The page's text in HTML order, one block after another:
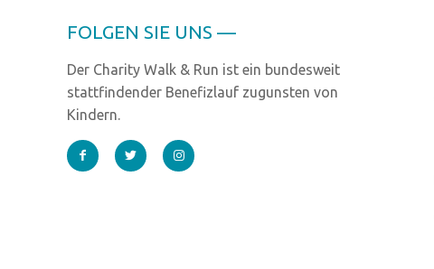
FOLGEN SIE UNS —
Der Charity Walk & Run ist ein bundesweit
stattfindender Benefizlauf zugunsten von
Kindern.